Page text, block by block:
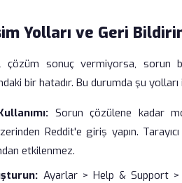
Yolları ve Geri
çözüm sonuç vermiyorsa, sorun
bir hatadır. Bu durumda şu
Sorun çözülene kadar
Reddit'e giriş yapın.
etkilenmez.
Ayarlar > Help & Support